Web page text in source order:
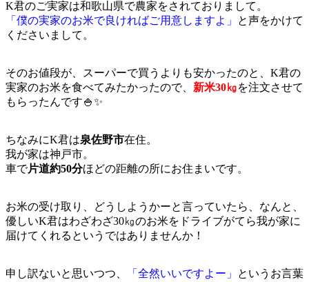
K君のご実家は和歌山県で農家をされておりまして。
「僕の実家のお米で良ければご用意しますよ」
と声をかけて
くださいまして。
そのお値段が、スーパーで買うよりも安かったのと、K君の
実家のお米を食べてみたかったので、 新米30㎏を注文させて
もらったんです🍚✨
ちなみにK君は泉佐野市在住。
我が家は神戸市。
車で片道約50分ほどの距離の所にお住まいです。
お米の受け取り、どうしようかーと言っていたら、なんと、
優しいK君はわざわざ30㎏のお米をドライブがてら我が家に
届けてくれるというではありませんか！
申し訳ないと思いつつ、 「全然いいですよー」
というお言葉